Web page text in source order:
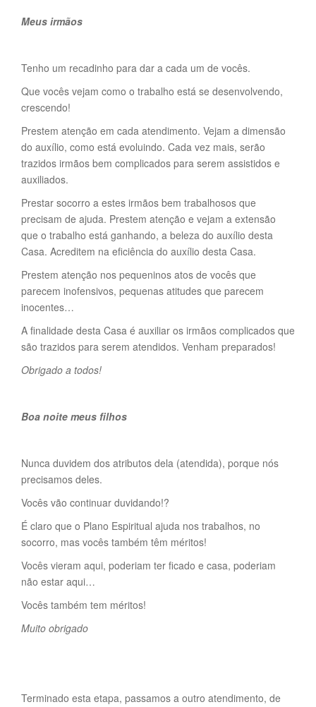
Meus irmãos
Tenho um recadinho para dar a cada um de vocês.
Que vocês vejam como o trabalho está se desenvolvendo,
crescendo!
Prestem atenção em cada atendimento. Vejam a dimensão
do auxílio, como está evoluindo. Cada vez mais, serão
trazidos irmãos bem complicados para serem assistidos e
auxiliados.
Prestar socorro a estes irmãos bem trabalhosos que
precisam de ajuda. Prestem atenção e vejam a extensão
que o trabalho está ganhando, a beleza do auxílio desta
Casa. Acreditem na eficiência do auxílio desta Casa.
Prestem atenção nos pequeninos atos de vocês que
parecem inofensivos, pequenas atitudes que parecem
inocentes…
A finalidade desta Casa é auxiliar os irmãos complicados que
são trazidos para serem atendidos. Venham preparados!
Obrigado a todos!
Boa noite meus filhos
Nunca duvidem dos atributos dela (atendida), porque nós
precisamos deles.
Vocês vão continuar duvidando!?
É claro que o Plano Espiritual ajuda nos trabalhos, no
socorro, mas vocês também têm méritos!
Vocês vieram aqui, poderiam ter ficado e casa, poderiam
não estar aqui…
Vocês também tem méritos!
Muito obrigado
Terminado esta etapa, passamos a outro atendimento, de